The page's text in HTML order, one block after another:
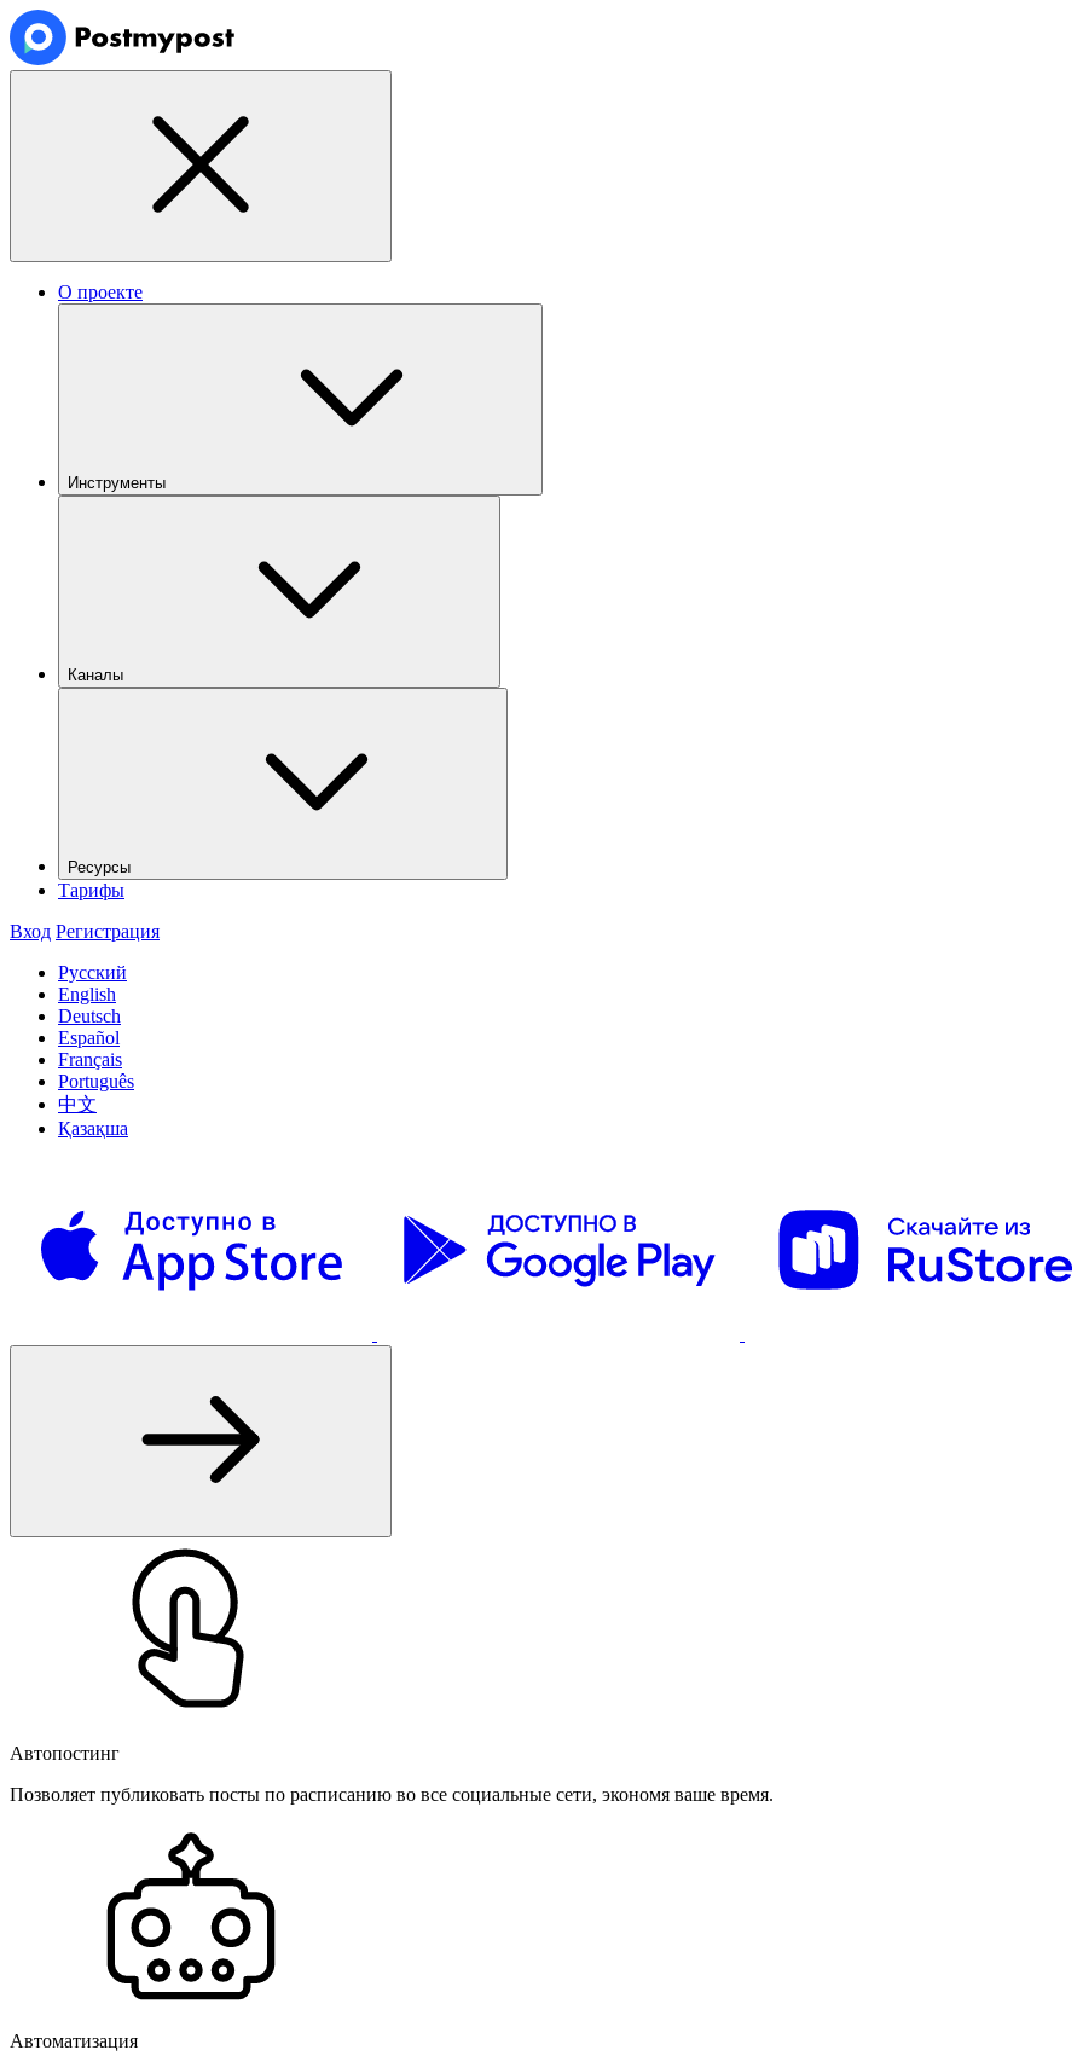
О проекте
Инструменты
Каналы
Ресурсы
Тарифы
Вход Регистрация
Русский
English
Deutsch
Español
Français
Português
中文
Қазақша
Автопостинг
Позволяет публиковать посты по расписанию во все социальные сети, экономя ваше время.
Автоматизация